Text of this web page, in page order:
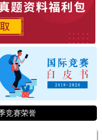
竞赛荣誉